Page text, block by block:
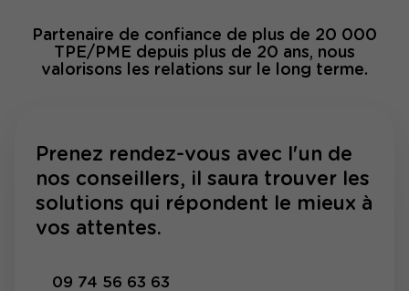
Partenaire de confiance de plus de 20 000
TPE/PME depuis plus de 20 ans, nous
valorisons les relations sur le long terme.
Prenez rendez-vous avec l'un de
nos conseillers, il saura trouver les
solutions qui répondent le mieux à
vos attentes.
09 74 56 63 63